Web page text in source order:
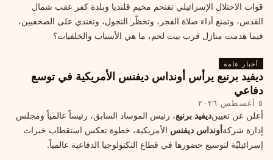
قوات الاحتلال الإسرائيلي تقتحم مخيم قلنديا وبلدة كفر عقب شمال
القدس، وتمنع أداء صلاة الفجر، وتحظّر التجول، وتعتدي على الصحفيين،
فيما هدمت منازل قرب بيت لحم، ما هي الأسباب والخلفيات؟
أخبار عامة
ديفيد برنيع يرأس أونداس ديفنس الأمريكية في توسع
دفاعي
٥ أغسطس ٢٠٢٦
أعلن عن تعيينديفيد برنيع، رئيس الموساد السابق، رئيساً عالمياً ومجلس
إدارة شركةأونداس ديفنس الأمريكية، خطوة تعكس استقطاب خبرات
إسرائيليّة لتوسيع حضورها في قطاع التكنولوجيا الدفاعية عالمياً.